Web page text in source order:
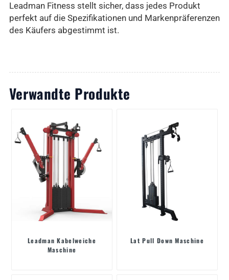
Leadman Fitness stellt sicher, dass jedes Produkt
perfekt auf die Spezifikationen und Markenpräferenzen
des Käufers abgestimmt ist.
Verwandte Produkte
Leadman Kabelweiche
Maschine
Lat Pull Down Maschine